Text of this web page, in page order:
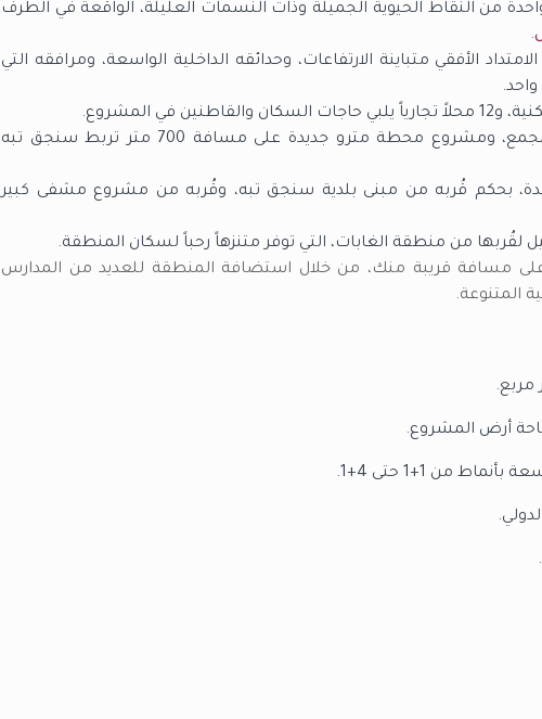
من النقاط الحيوية الجميلة وذات النسمات العليلة، الواقعة في الطرف
.
الأفقي متباينة الارتفاعات، وحدائقه الداخلية الواسعة، ومرافقه التي
شبكة مواصلات عامة قريبة من المجمع، ومشروع محطة مترو جديدة على مسافة 700 متر تربط سنجق تبه
بحكم قُربه من مبنى بلدية سنجق تبه، وقُربه من مشروع مشفى كبير
لقُربها من منطقة الغابات، التي توفر متنزهاً رحباً لسكان المنطقة.
على مسافة قريبة منك، من خلال استضافة المنطقة للعديد من المدارس
المتنوعة.
من 1+1 حتى 4+1.